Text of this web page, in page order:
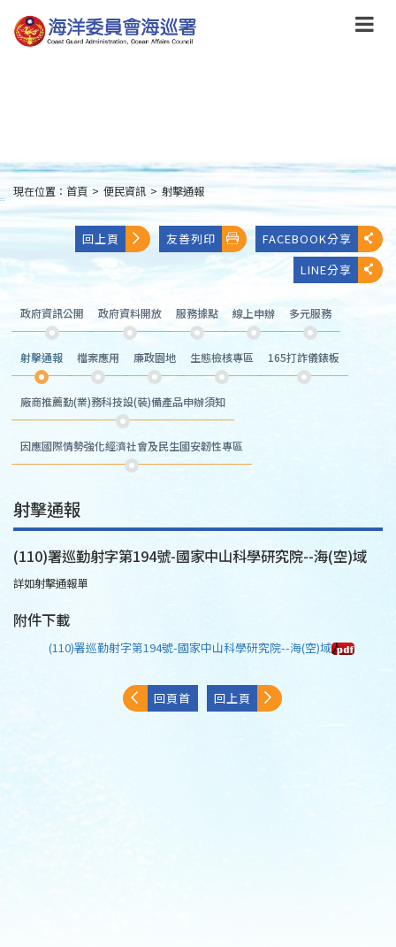
到
主
:::
現在位置： 首頁 > 便民資訊 > 射擊通報
回上頁 友善列印
FACEBOOK分享
LINE分享
政府資訊公開 政府資料開放 服務據點 線上申辦 多元服務
射擊通報 檔案應用 廉政園地 生態檢核專區 165打詐儀錶板
廠商推薦勤(業)務科技設(裝)備產品申辦須知
因應國際情勢強化經濟社會及民生國安韌性專區
射擊通報
(110)署巡勤射字第194號-國家中山科學研究院--海(空)域
詳如射擊通報單
附件下載
(110)署巡勤射字第194號-國家中山科學研究院--海(空)域
回頁首 回上頁